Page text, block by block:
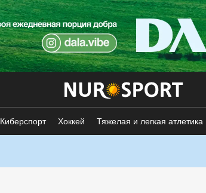
Киберспорт Хоккей Тяжелая и легкая атлетика